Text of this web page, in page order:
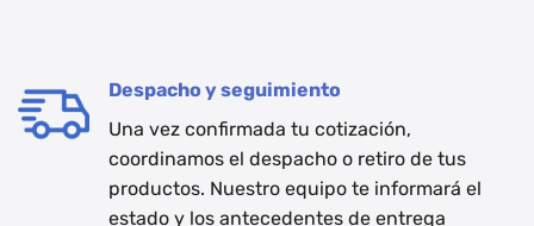
Despacho y seguimiento
Una vez confirmada tu cotización,
coordinamos el despacho o retiro de tus
productos. Nuestro equipo te informará el
estado y los antecedentes de entrega